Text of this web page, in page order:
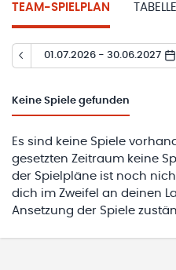
TEAM-SPIELPLAN
01.07.2026 - 30.06.2027
Keine Spiele gefunden
Es sind keine Spiele
gesetzten Zeitraum keine
der Spielpläne ist noch
dich im Zweifel an deinen
Ansetzung der Spiele